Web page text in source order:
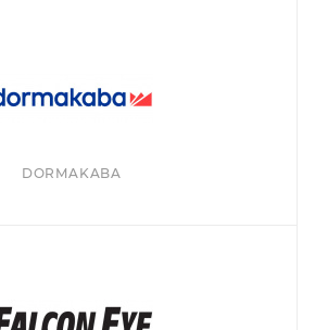
DORMAKABA